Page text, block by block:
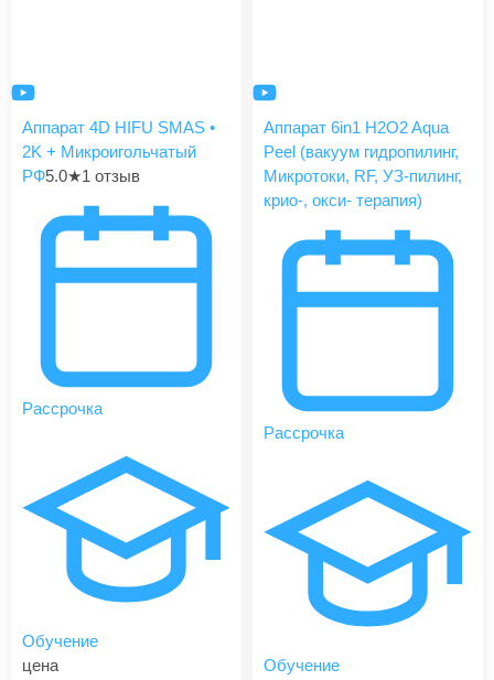
Аппарат 4D HIFU SMAS •
2K + Микроигольчатый
РФ5.0★1 отзыв
Рассрочка
Обучение
цена
Аппарат 6in1 H2O2 Aqua
Peel (вакуум гидропилинг,
Микротоки, RF, УЗ-пилинг,
крио-, окси- терапия)
Рассрочка
Обучение